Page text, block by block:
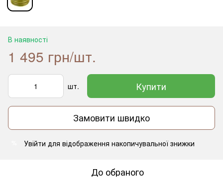
В наявності
1 495 грн/шт.
шт. Купити
Замовити швидко
Увійти для відображення накопичувальної знижки
До обраного